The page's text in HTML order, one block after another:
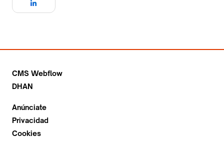
CMS Webflow
DHAN
Anúnciate
Privacidad
Cookies